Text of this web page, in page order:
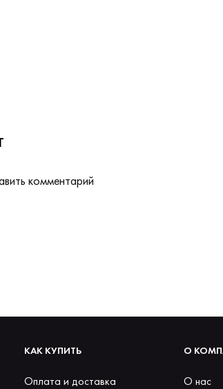
комментарий
КАК КУПИТЬ
Оплата и доставка
О
О нас